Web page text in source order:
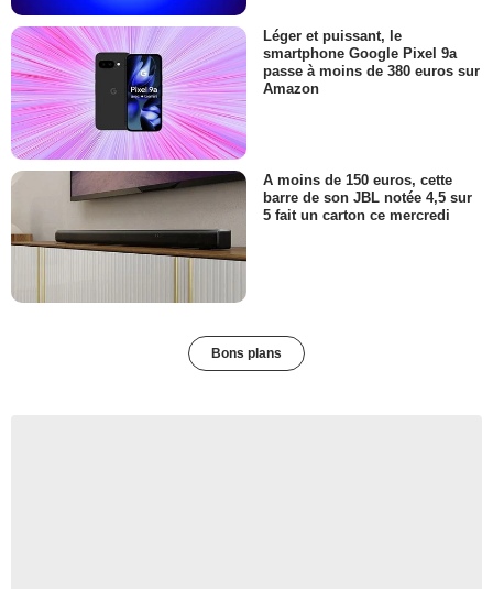
Léger et puissant, le
smartphone Google Pixel 9a
passe à moins de 380 euros sur
Amazon
A moins de 150 euros, cette
barre de son JBL notée 4,5 sur
5 fait un carton ce mercredi
Bons plans